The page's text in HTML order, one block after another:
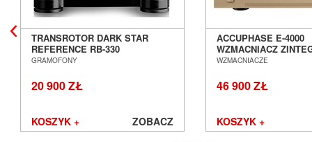
TRANSROTOR DARK STAR
REFERENCE RB-330
GRAMOFON ANALOGOWY
GRAMOFONY
20 900 ZŁ
KOSZYK + ZOBACZ
ACCUPHASE E-4000
WZMACNIACZ
SALON POZNAŃ
WZMACNIACZE
46 900 ZŁ
KOSZYK +